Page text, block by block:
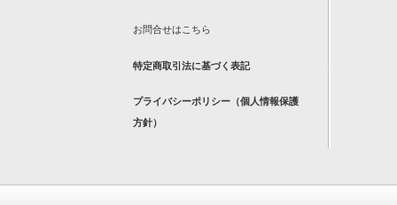
お問合せは こちら
特定商取引法に基づく表記
プライバシーポリシー（個人情報保護
方針）